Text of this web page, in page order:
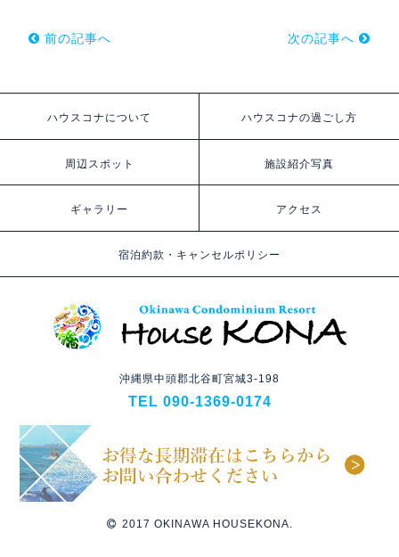
前の記事へ 次の記事へ
ハウスコナについて ハウスコナの過ごし方
周辺スポット 施設紹介写真
ギャラリー アクセス
宿泊約款・キャンセルポリシー
沖縄県中頭郡北谷町宮城3-198
TEL 090-1369-0174
2017 OKINAWA HOUSEKONA.